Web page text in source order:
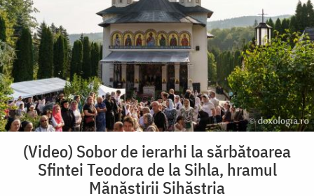
(Video) Sobor de ierarhi la sărbătoarea
Sfintei Teodora de la Sihla, hramul
Mănăstirii Sihăstria